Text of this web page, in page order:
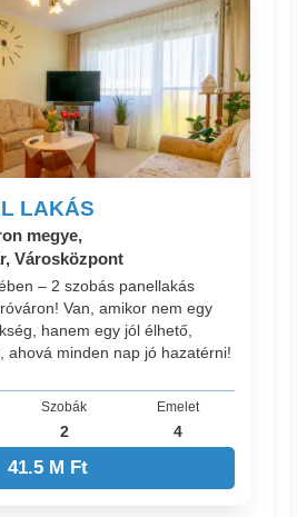
LAKÁS
megye,
Városközpont
– 2 szobás panellakás
Van, amikor nem egy
hanem egy jól élhető,
ahová minden nap jó hazatérni!
Szobák
2
Emelet
4
41.5 M Ft